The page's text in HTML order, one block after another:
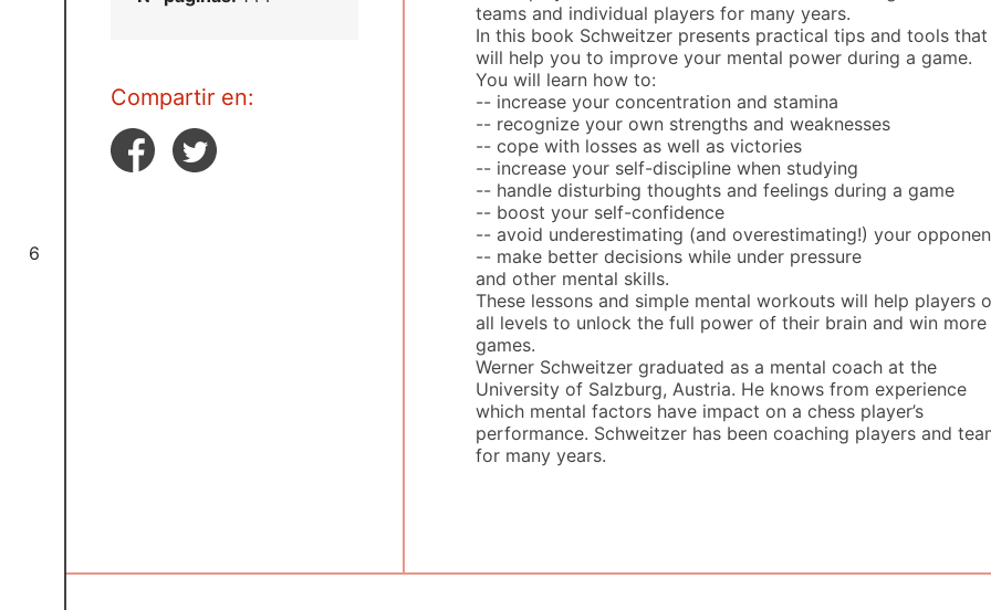
6
Compartir en:
teams and individual players for many years.
In this book Schweitzer presents practical tips and tools that
will help you to improve your mental power during a game.
You will learn how to:
-- increase your concentration and stamina
-- recognize your own strengths and weaknesses
-- cope with losses as well as victories
-- increase your self-discipline when studying
-- handle disturbing thoughts and feelings during a game
-- boost your self-confidence
-- avoid underestimating (and overestimating!) your
-- make better decisions while under pressure
and other mental skills.
These lessons and simple mental workouts will help players
all levels to unlock the full power of their brain and win more
games.
Werner Schweitzer graduated as a mental coach at the
University of Salzburg, Austria. He knows from experience
which mental factors have impact on a chess player’s
performance. Schweitzer has been coaching players and
for many years.